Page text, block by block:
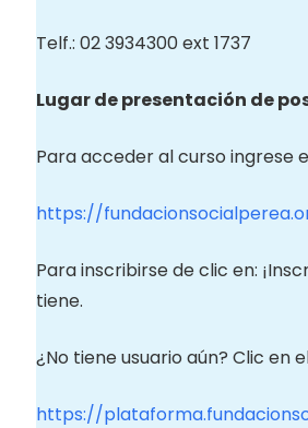
Telf.: 02 3934300 ext 1737
Lugar de presentación de
Para acceder al curso ingrese
https://
Para inscribirse de clic en:
tiene.
¿No tiene usuario aún? Clic en
https://